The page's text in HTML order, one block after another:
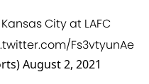
City at LAFC
Fs3vtyunAe
August 2, 2021